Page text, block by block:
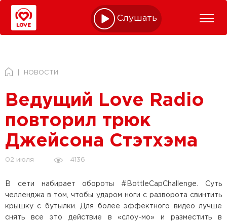
Слушать online
НОВОСТИ
Ведущий Love Radio
повторил трюк
Джейсона Стэтхэма
02 июля 4136
В сети набирает обороты #BottleCapChallenge. Суть
челленджа в том, чтобы ударом ноги с разворота свинтить
крышку с бутылки. Для более эффектного видео лучше
снять все это действие в «слоу-мо» и разместить в